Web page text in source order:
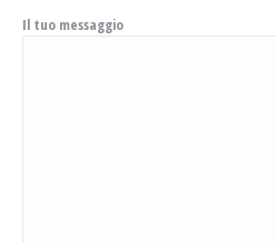
Il tuo messaggio